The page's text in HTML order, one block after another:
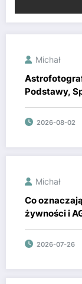
Michał
Podstawy,
2026-08-02
Michał
Co
żywności i
rodziców
2026-07-26